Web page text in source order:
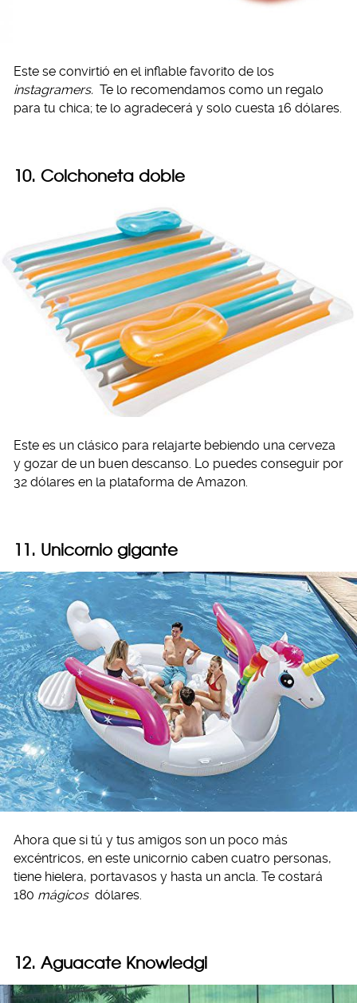
Este se convirtió en el inflable favorito de los
instagramers. Te lo recomendamos como un regalo
para tu chica; te lo agradecerá y solo cuesta 16 dólares.
10. Colchoneta doble
Este es un clásico para relajarte bebiendo una cerveza
y gozar de un buen descanso. Lo puedes conseguir por
32 dólares en la plataforma de Amazon.
11. Unicornio gigante
Ahora que si tú y tus amigos son un poco más
excéntricos, en este unicornio caben cuatro personas,
tiene hielera, portavasos y hasta un ancla. Te costará
180 mágicos dólares.
12. Aguacate Knowledgi